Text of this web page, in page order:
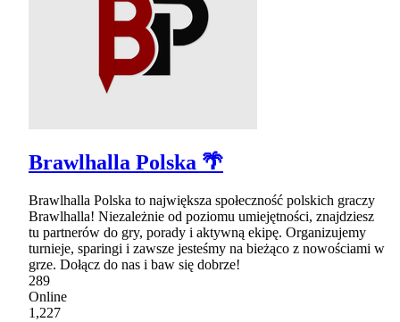
Brawlhalla Polska 🌴
Brawlhalla Polska to największa społeczność polskich graczy
Brawlhalla! Niezależnie od poziomu umiejętności, znajdziesz
tu partnerów do gry, porady i aktywną ekipę. Organizujemy
turnieje, sparingi i zawsze jesteśmy na bieżąco z nowościami w
grze. Dołącz do nas i baw się dobrze!
289
Online
1,227